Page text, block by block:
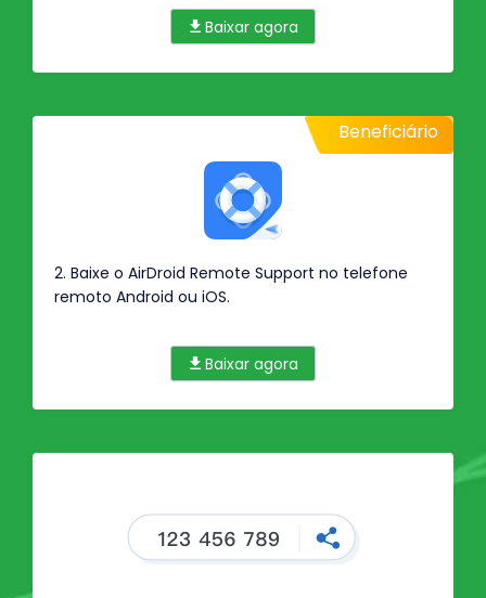
Baixar agora
Beneficiário
2. Baixe o AirDroid Remote Support no telefone
remoto Android ou iOS.
Baixar agora